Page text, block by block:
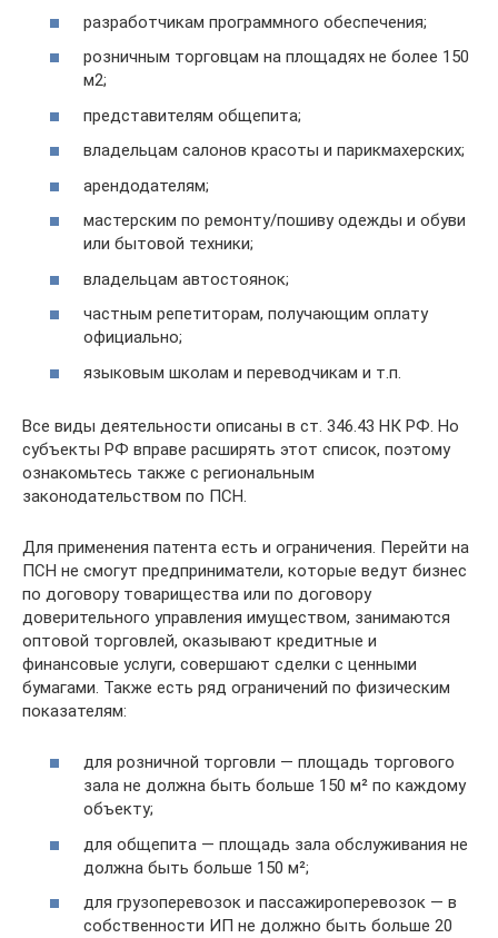
разработчикам программного обеспечения;
розничным торговцам на площадях не более 150
м2;
представителям общепита;
владельцам салонов красоты и парикмахерских;
арендодателям;
мастерским по ремонту/пошиву одежды и обуви
или бытовой техники;
владельцам автостоянок;
частным репетиторам, получающим оплату
официально;
языковым школам и переводчикам и т.п.
Все виды деятельности описаны в ст. 346.43 НК РФ. Но
субъекты РФ вправе расширять этот список, поэтому
ознакомьтесь также с региональным
законодательством по ПСН.
Для применения патента есть и ограничения. Перейти на
ПСН не смогут предприниматели, которые ведут бизнес
по договору товарищества или по договору
доверительного управления имуществом, занимаются
оптовой торговлей, оказывают кредитные и
финансовые услуги, совершают сделки с ценными
бумагами. Также есть ряд ограничений по физическим
показателям:
для розничной торговли — площадь торгового
зала не должна быть больше 150 м² по каждому
объекту;
для общепита — площадь зала обслуживания не
должна быть больше 150 м²;
для грузоперевозок и пассажироперевозок — в
собственности ИП не должно быть больше 20